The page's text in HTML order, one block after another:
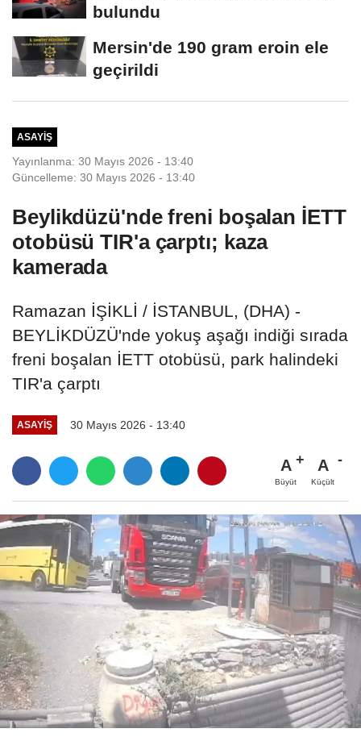
bulundu
Mersin'de 190 gram eroin ele
geçirildi
ASAYIŞ
Yayınlanma: 30 Mayıs 2026 - 13:40
Güncelleme: 30 Mayıs 2026 - 13:40
Beylikdüzü'nde freni boşalan İETT
otobüsü TIR'a çarptı; kaza
kamerada
Ramazan İŞİKLİ / İSTANBUL, (DHA) -
BEYLİKDÜZÜ'nde yokuş aşağı indiği sırada
freni boşalan İETT otobüsü, park halindeki
TIR'a çarptı
ASAYIŞ 30 Mayıs 2026 - 13:40
A
Büyüt
A
Küçült